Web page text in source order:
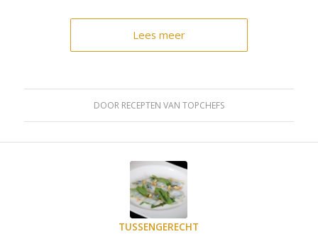
Lees meer
DOOR RECEPTEN VAN TOPCHEFS
TUSSENGERECHT